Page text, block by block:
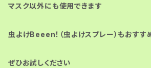
マスク以外にも使用できます
虫よけBeeen！（虫よけスプレー）もおすす
ぜひお試しください